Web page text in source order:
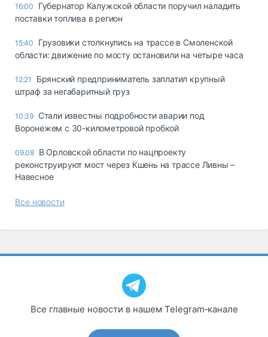
16:00
Губернатор Калужской области поручил наладить
поставки топлива в регион
15:40
Грузовики столкнулись на трассе в Смоленской
области: движение по мосту остановили на четыре часа
12:21
Брянский предприниматель заплатил крупный
штраф за негабаритный груз
10:39 Стали известны подробности аварии под
Воронежем с 30-километровой пробкой
09.08 В Орловской области по нацпроекту
реконструируют мост через Кшень на трассе Ливны –
Навесное
Все новости
Все главные новости в нашем Telegram‑канале